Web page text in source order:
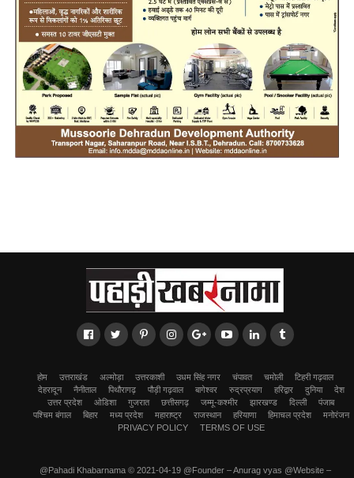
होम उत्तराखंड अल्मोड़ा उत्तरकाशी उधम सिंह नगर चंपावत चमोली
टिहरी गढ़वाल
देहरादून
नैनीताल पिथौरागढ़ पौड़ी गढ़वाल बागेश्वर रुद्रप्रयाग हरिद्वार दुनिया
देश
उत्तर प्रदेश
ओडिशा गुजरात छत्तीसगढ़ जम्मू-कश्मीर झारखण्ड दिल्ली
पंजाब
पश्चिम बंगाल
बिहार मध्य प्रदेश महाराष्ट्र राजस्थान हरियाणा हिमाचल प्रदेश
मनोरंजन
PRIVACY POLICY
TERMS OF USE
@Pahadi Khabarnama © 2021-04-19 @Founder – Anurag vyas @Website –